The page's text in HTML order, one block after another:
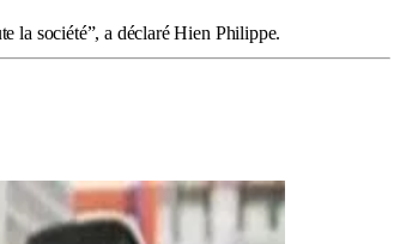
la société”, a déclaré Hien Philippe.